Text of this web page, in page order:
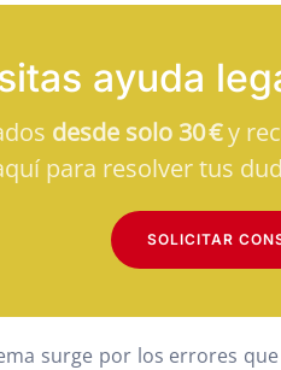
ayuda
desde solo 30 €y
para resolver tus
SOLICITAR
surge por los errores